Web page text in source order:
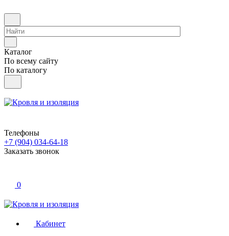
Каталог
По всему сайту
По каталогу
Телефоны
+7 (904) 034-64-18
Заказать звонок
0
Кабинет